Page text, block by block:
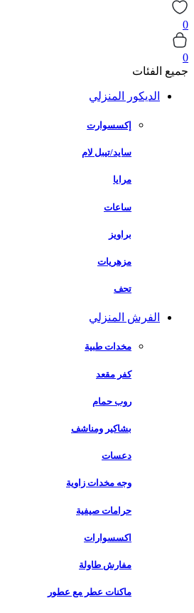
0
0
جميع الفئات
الديكور المنزلي
إكسسوارت
سايد/تيبل لام
مرايا
ساعات
براويز
مزهريات
تحف
الفرش المنزلي
مخدات طبية
كفر مقعد
روب حمام
بشاكير ومناشف
دعسات
وجه مخدات زاوية
حرامات صيفية
اكسسوارات
مفارش طاولة
ماكنات عطر مع عطور